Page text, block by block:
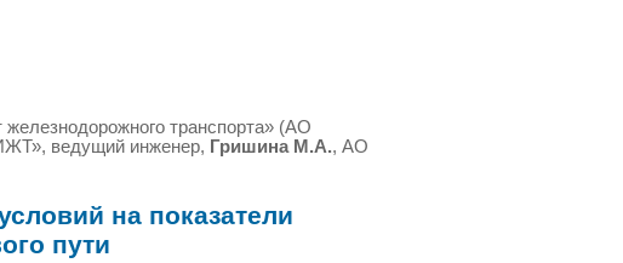
транспорта» (АО
ведущий инженер, Гришина М.А., АО
на показатели
пути